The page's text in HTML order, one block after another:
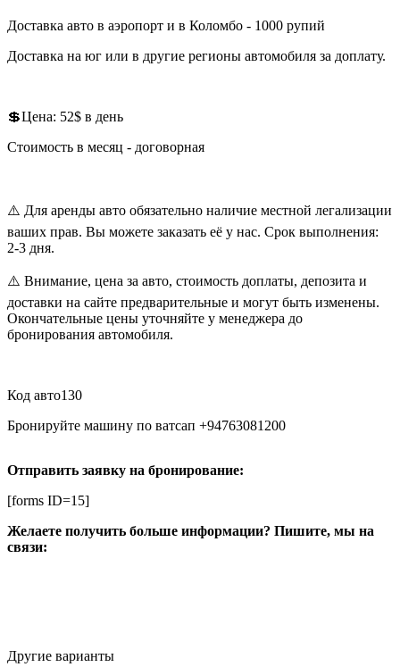
Доставка авто в аэропорт и в Коломбо - 1000 рупий
Доставка на юг или в другие регионы автомобиля за доплату.
💲Цена: 52$ в день
Стоимость в месяц - договорная
⚠️ Для аренды авто обязательно наличие местной легализации
ваших прав. Вы можете заказать её у нас. Срок выполнения:
2-3 дня.
⚠️ Внимание, цена за авто, стоимость доплаты, депозита и
доставки на сайте предварительные и могут быть изменены.
Окончательные цены уточняйте у менеджера до
бронирования автомобиля.
Код авто130
Бронируйте машину по ватсап +94763081200
Отправить заявку на бронирование:
[forms ID=15]
Желаете получить больше информации? Пишите, мы на
связи:
Другие варианты